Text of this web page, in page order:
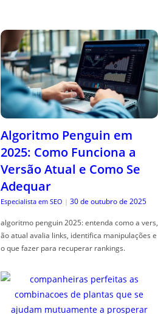
Algoritmo Penguin em
2025: Como Funciona a
Versão Atual e Como Se
Adequar
Especialista em SEO | 30 de outubro de 2025
algoritmo penguin 2025: entenda como a vers,
ão atual avalia links, identifica manipulações e
o que fazer para recuperar rankings.